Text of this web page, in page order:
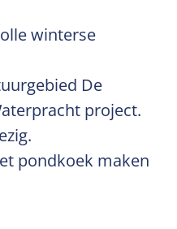
winterse
De
project.
pondkoek maken